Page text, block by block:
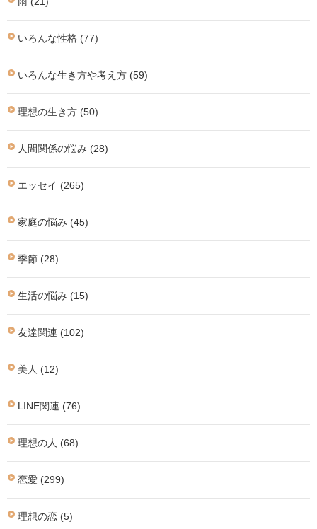
いろんな性格 (77)
いろんな生き方や考え方 (59)
理想の生き方 (50)
人間関係の悩み (28)
エッセイ (265)
家庭の悩み (45)
季節 (28)
生活の悩み (15)
友達関連 (102)
美人 (12)
LINE関連 (76)
理想の人 (68)
恋愛 (299)
理想の恋 (5)